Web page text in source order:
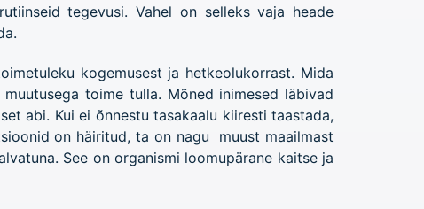
tegevusi. Vahel on selleks vaja heade
kogemusest ja hetkeolukorrast. Mida
toime tulla. Mõned inimesed läbivad
abi. Kui ei õnnestu tasakaalu kiiresti taastada,
on häiritud, ta on nagu muust maailmast
See on organismi loomupärane kaitse ja